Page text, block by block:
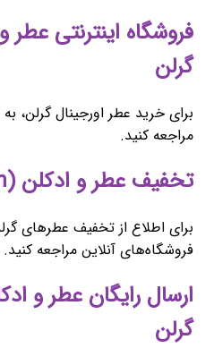
گرلن
برای خرید عطر اورجینال گرلن،
مراجعه کنید.
تخفیف عطر و ادکلن (Guerlain) گرلن
برای اطلاع از تخفیف عطرهای
فروشگاه‌های آنلاین مراجعه کنید.
گرلن